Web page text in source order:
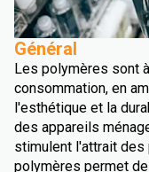
Général
Les polymères sont
consommation, en
l'esthétique et la
des appareils
stimulent l'attrait des
polymères permet